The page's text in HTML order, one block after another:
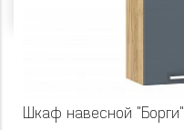
Шкаф навесной "Борги"